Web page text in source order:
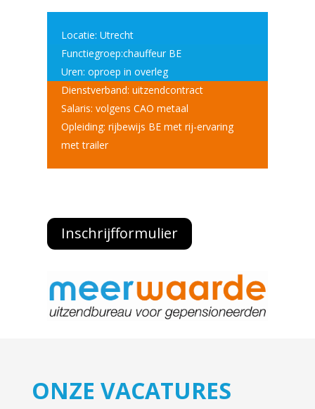
Locatie: Utrecht
Functiegroep:chauffeur BE
Uren: oproep in overleg
Dienstverband: uitzendcontract
Salaris: volgens CAO metaal
Opleiding: rijbewijs BE met rij-ervaring
met trailer
Inschrijfformulier
ONZE VACATURES